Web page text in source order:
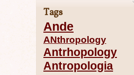
Tags
Ande
ANthropology
Antrhopology
Antropologia